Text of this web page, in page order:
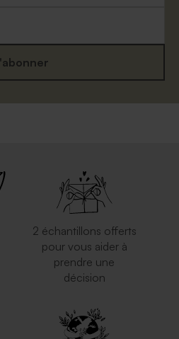
2 échantillons offerts
pour vous aider à
prendre une
décision